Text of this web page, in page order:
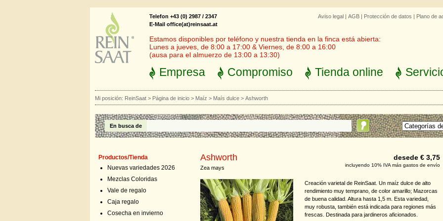
Aviso legal | AGB | Protección de datos | Plano de
Telefon +43 (0) 2987 / 2347
E-Mail office(at)reinsaat.at
Estamos disponibles por teléfono y nuestra tienda en la finca está abierta:
Lunes a jueves, de 8:00 a 17:00 & Viernes, de 8:00 a 16:00
(ausa para el almuerzo de 13:00 a 13:30)
Empresa Compromiso Tienda online
Mi posición: ReinSaat > Página de inicio > Maíz > Maís dulce > Ashworth
En busca de
Productos/Tienda
Nuevas variedades 2026
Mezclas Coloridas
Vale de regalo
Caja regalo
Cosecha en invierno
Ashworth
Zea mays
desede € 3,75
incluyendo 10% IVA más gastos de envío
Creación varietal de ReinSaat. Un maíz dulce de alto
rendimiento muy temprano, de color amarillo; Mazorcas
de buena calidad. Altura hasta 1,5 m. Esta variedad,
muy robusta, también está indicada para regiones más
frescas. Destinada para jardineros aficionados.